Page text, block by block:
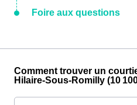
Foire aux questions
Comment trouver un
Hilaire-Sous-Romilly (10